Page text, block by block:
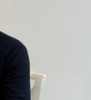
28/07/2026